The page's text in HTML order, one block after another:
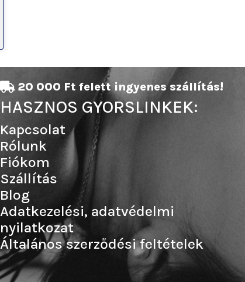
20 000 Ft felett ingyenes szállítás!
HASZNOS GYORSLINKEK:
Kapcsolat
Rólunk
Fiókom
Szállítás
Blog
Adatkezelési, adatvédelmi
nyilatkozat
Általános szerződési feltételek